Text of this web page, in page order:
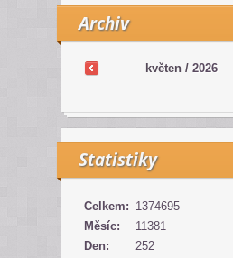
Archiv
květen / 2026
Statistiky
Celkem: 1374695
Měsíc:
11381
Den:
252